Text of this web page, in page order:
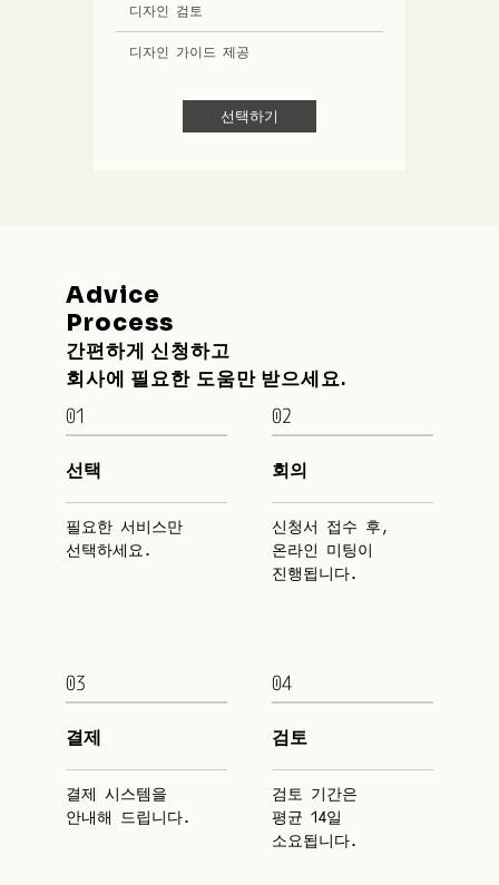
디자인 검토
디자인 가이드 제공
선택하기
Advice
Process
간편하게 신청하고
회사에 필요한 도움만 받으세요.
01
선택
필요한 서비스만
선택하세요.
02
회의
신청서 접수 후,
온라인 미팅이
진행됩니다.
03
결제
결제 시스템을
안내해 드립니다.
04
검토
검토 기간은
평균 14일
소요됩니다.